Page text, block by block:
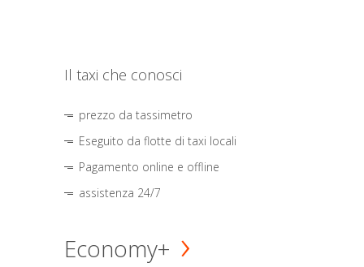
Il taxi che conosci
prezzo da tassimetro
Eseguito da flotte di taxi locali
Pagamento online e offline
assistenza 24/7
Economy+